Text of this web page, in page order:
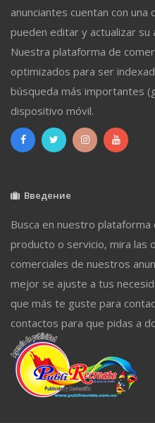
anunciantes cuentan con
pueden editar y actualizar su
Nuestra plataforma de
optimizados para ser
búsqueda más importantes
dispositivo móvil.
Введение
Busca en nuestro plataforma
producto o servicio, mira las
comerciales de nuestros
mejor se ajuste a tus
que más te guste para
contactos para que pidas a